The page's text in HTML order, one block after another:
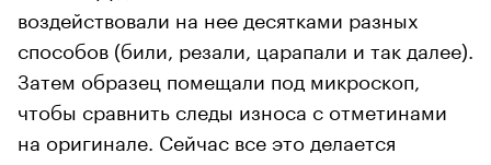
воздействовали на нее десятками разных
способов (били, резали, царапали и так далее).
Затем образец помещали под микроскоп,
чтобы сравнить следы износа с отметинами
на оригинале. Сейчас все это делается